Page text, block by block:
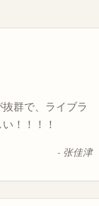
群で、ライブラ
！！！！
- 张佳津